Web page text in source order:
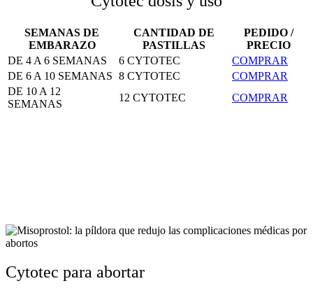
SEMANAS DE
EMBARAZO
CANTIDAD DE
PASTILLAS
PEDIDO /
PRECIO
DE 4 A 6 SEMANAS
6 CYTOTEC
COMPRAR
DE 6 A 10 SEMANAS 8 CYTOTEC
COMPRAR
DE 10 A 12
SEMANAS
12 CYTOTEC COMPRAR
Cytotec para abortar